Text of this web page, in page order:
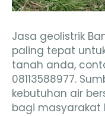
Jasa geolistrik
paling tepat
tanah anda,
08113588977.
kebutuhan air
bagi masyarakat